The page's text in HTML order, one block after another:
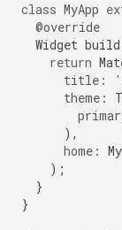
class MyApp
@override
Widget build
return
title:
theme:
),
home:
);
}
}